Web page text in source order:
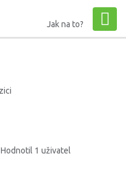
Jak na to?
Hodnotil 1 uživatel